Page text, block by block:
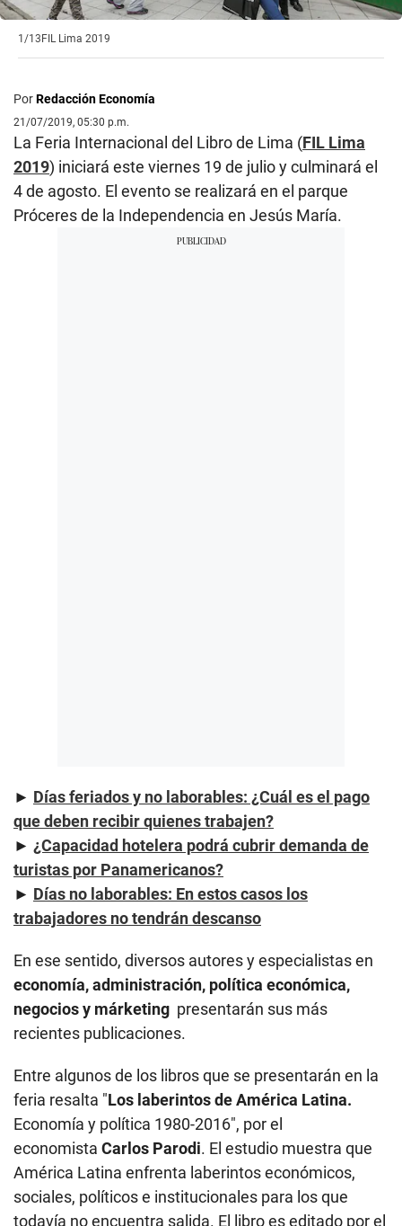
1/13 FIL Lima 2019
PorRedacción Economía
21/07/2019, 05:30 p.m.
La Feria Internacional del Libro de Lima (FIL Lima
2019) iniciará este viernes 19 de julio y culminará el
4 de agosto. El evento se realizará en el parque
Próceres de la Independencia en Jesús María.
► Días feriados y no laborables: ¿Cuál es el pago
que deben recibir quienes trabajen?
► ¿Capacidad hotelera podrá cubrir demanda de
turistas por Panamericanos?
► Días no laborables: En estos casos los
trabajadores no tendrán descanso
En ese sentido, diversos autores y especialistas en
economía, administración, política económica,
negocios y márketing presentarán sus más
recientes publicaciones.
Entre algunos de los libros que se presentarán en la
feria resalta "Los laberintos de América Latina.
Economía y política 1980-2016", por el
economista Carlos Parodi. El estudio muestra que
América Latina enfrenta laberintos económicos,
sociales, políticos e institucionales para los que
todavía no encuentra salida. El libro es editado por el